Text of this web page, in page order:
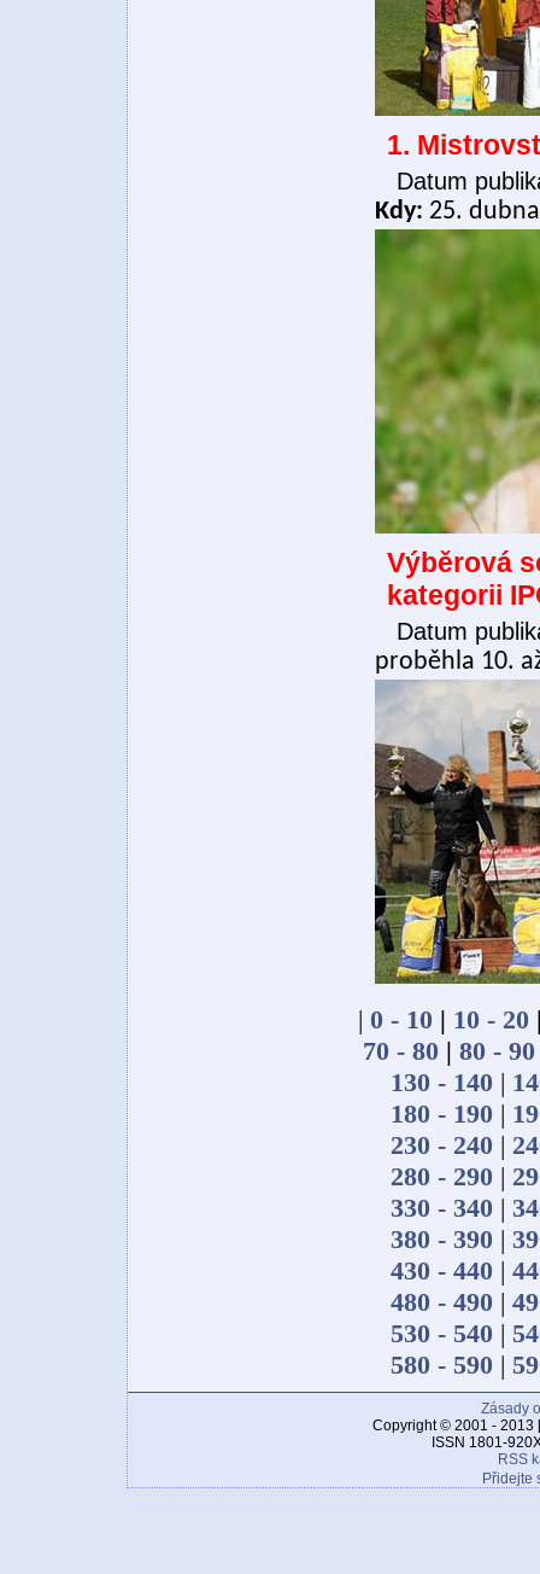
1.
Datum
Kdy: 25.
Výběrová
kategorii
Datum
proběhla 10.
| 0 - 10 | 10 - 20
70 - 80 | 80 - 90
130 - 140 |
180 - 190 |
230 - 240 |
280 - 290 |
330 - 340 |
380 - 390 |
430 - 440 |
480 - 490 |
530 - 540 |
580 - 590 |
Zásady
Copyright © 2001 - 2013
ISSN 1801-
RSS
Přidejte